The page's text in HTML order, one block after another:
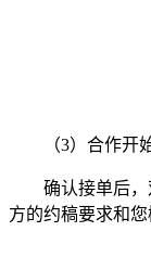
（3）合作开
确认接单后，
方的约稿要求和您